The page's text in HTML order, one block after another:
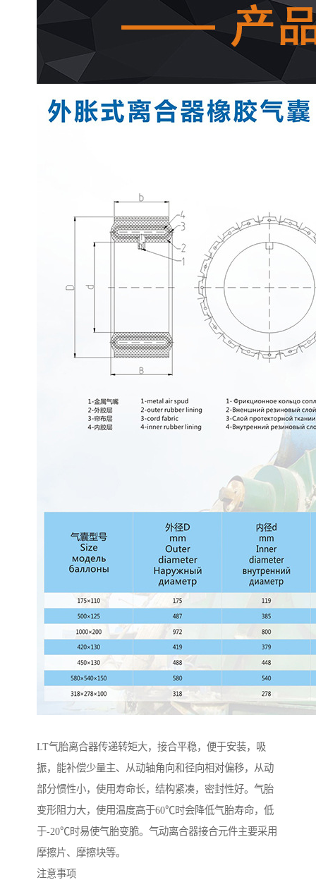
LT气胎离合器传递转矩大，接合平稳，便于安装，吸
振，能补偿少量主、从动轴角向和径向相对偏移，从动
部分惯性小，使用寿命长，结构紧凑，密封性好。气胎
变形阻力大，使用温度高于60℃时会降低气胎寿命，低
于-20℃时易使气胎变脆。气动离合器接合元件主要采用
摩擦片、摩擦块等。
注意事项